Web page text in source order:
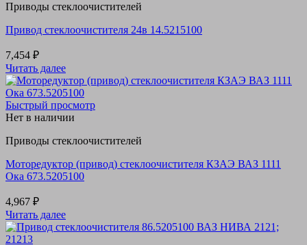
Приводы стеклоочистителей
Привод стеклоочистителя 24в 14.5215100
7,454 ₽
Читать далее
Быстрый просмотр
Нет в наличии
Приводы стеклоочистителей
Моторедуктор (привод) стеклоочистителя КЗАЭ ВАЗ 1111
Ока 673.5205100
4,967 ₽
Читать далее